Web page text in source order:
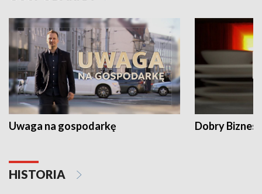
Uwaga na gospodarkę Dobry Biznes
HISTORIA